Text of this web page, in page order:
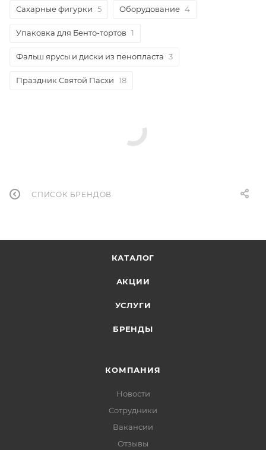
Сахарные фигурки 5 Оборудование 4
Упаковка для Бенто-тортов 1
Фальш ярусы и диски из пенопласта 3
Праздник Святой Пасхи 18
СПИСОК БРЕНДОВ
КАТАЛОГ
АКЦИИ
УСЛУГИ
БРЕНДЫ
КОМПАНИЯ
Новости
Сотрудники
Вакансии
Отзывы